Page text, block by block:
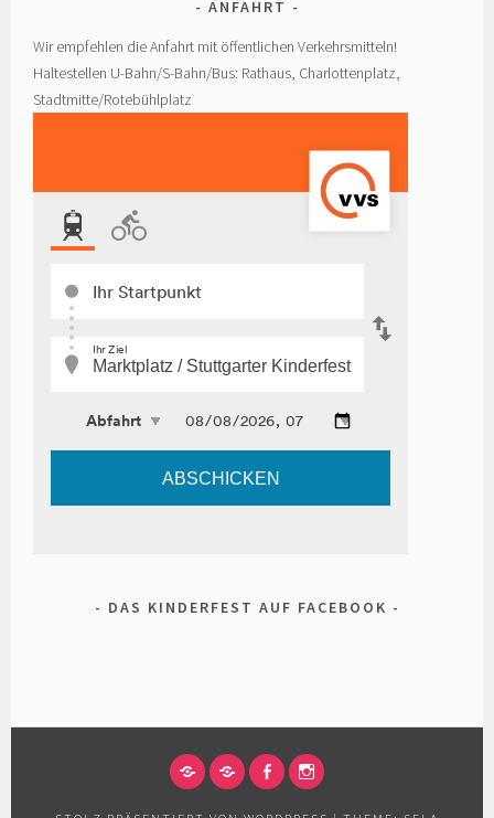
ANFAHRT
Wir empfehlen die Anfahrt mit öffentlichen Verkehrsmitteln!
Haltestellen U-Bahn/S-Bahn/Bus: Rathaus, Charlottenplatz,
Stadtmitte/Rotebühlplatz
DAS KINDERFEST AUF FACEBOOK